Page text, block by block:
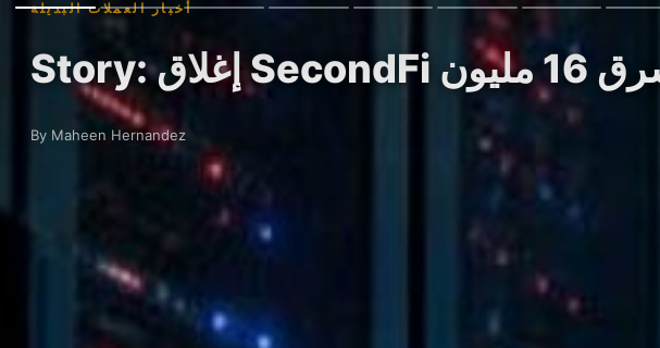
أخبار العملات البديلة
By Maheen Hernandez